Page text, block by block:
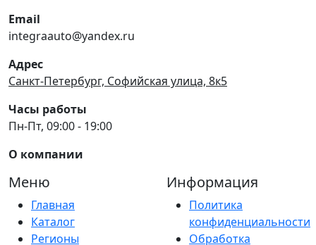
Email
integraauto@yandex.ru
Адрес
Санкт-Петербург, Софийская улица, 8к5
Часы работы
Пн-Пт, 09:00 - 19:00
О компании
Меню
Главная
Каталог
Регионы
Информация
Политика
конфиденциальности
Обработка